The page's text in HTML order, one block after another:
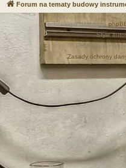
Forum na tematy budowy
Technologię dostarcza
Style
Polski pakiet
Zasady ochrony